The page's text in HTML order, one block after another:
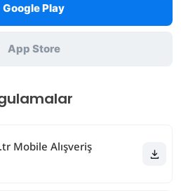
Google Play
App Store
Mobile Alışveriş